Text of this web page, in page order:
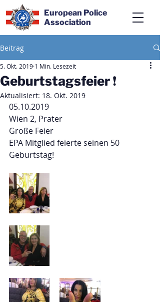
European Police
Association
Beitrag
Geburtstagsfeier ❗️
5. Okt. 2019 1 Min. Lesezeit
Aktualisiert: 18. Okt. 2019
05.10.2019
Wien 2, Prater
Große Feier
EPA Mitglied feierte seinen 50
Geburtstag!